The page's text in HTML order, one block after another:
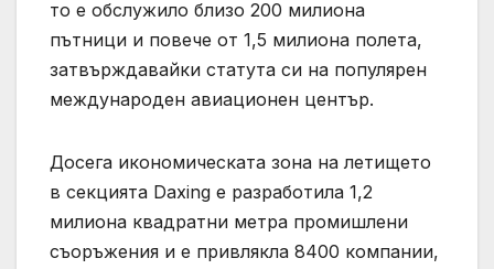
то е обслужило близо 200 милиона
пътници и повече от 1,5 милиона полета,
затвърждавайки статута си на популярен
международен авиационен център.
Досега икономическата зона на летището
в секцията Daxing е разработила 1,2
милиона квадратни метра промишлени
съоръжения и е привлякла 8400 компании,